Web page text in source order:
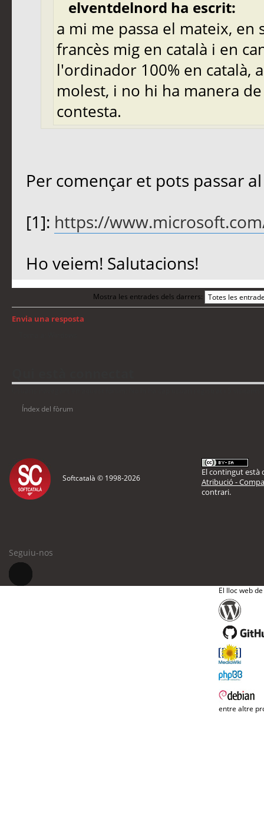
elventdelnord ha escrit:
a mi me passa el mateix,
francès mig en català i en
l'ordinador 100% en català,
molest, i no hi ha manera
contesta.
Per començar et pots passar
[1]: https://
Ho veiem! Salutacions!
Mostra les entrades dels darrers:
Envia una resposta
Índex del fòrum
Softcatalà © 1998-2026
El contingut està
Atribució -
contrari.
Seguiu-nos
El lloc web
entre altre